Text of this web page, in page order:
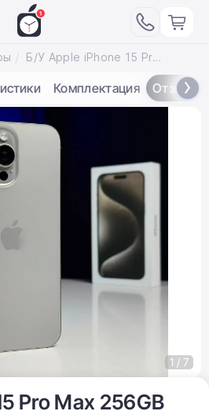
Б/У Apple iPhone 15 Pro Max 256GB Natural Titanium (MU793) - Состояние: хороший (мелкие царапины на экране) | Аккумулятор: 92% | Комплектация: полный | Гарантія: 1 мес.
Комплектация Отзывы
Pro Max 256GB
1 / 7